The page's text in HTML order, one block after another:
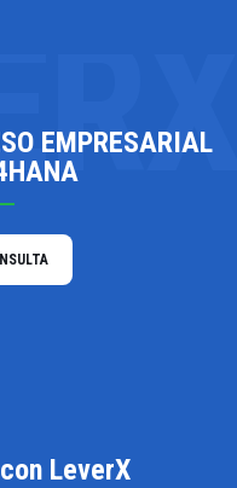
EMPRESARIAL
LeverX